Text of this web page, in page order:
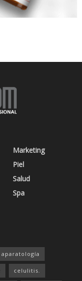
Marketing
Piel
Salud
Spa
aparatología
celulitis.